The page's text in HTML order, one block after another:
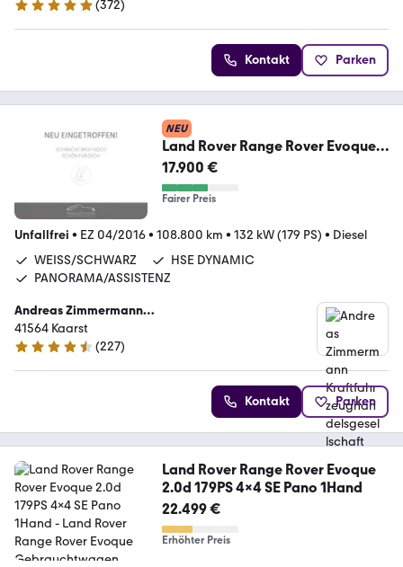
4.9 Sterne (372)
Kontakt Parken
NEU
Land Rover Range Rover Evoque
TD4 HSE Dynamic
17.900 €
Fairer Preis
Unfallfrei • EZ 04/2016• 108.800 km • 132 kW (179 PS) • Diesel
WEISS/SCHWARZ
HSE DYNAMIC
PANORAMA/ASSISTENZ
Andreas Zimmermann
Kraftfahrzeughandelsgesellschaft mbH
41564 Kaarst
4.4 Sterne
(227)
Kontakt Parken
Land Rover Range Rover Evoque
2.0d 179PS 4x4 SE Pano 1Hand
22.499 €
Erhöhter Preis